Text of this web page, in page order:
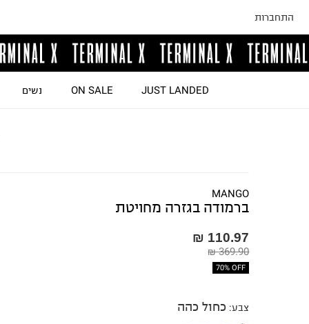
התחברות
JUST LANDED
ON SALE נשים
MANGO
ברמודה בגזרה מחויטת
110.97 ₪
369.90 ₪
70% OFF
צבע: כחול כהה